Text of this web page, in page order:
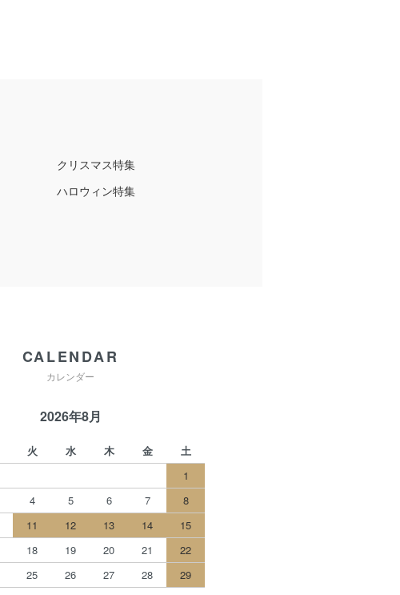
クリスマス特集
ハロウィン特集
CALENDAR
カレンダー
2026年8月
火 水 木 金
土
1
4 5 6 7
8
11 12 13 14
15
18 19 20 21
22
25 26 27 28
29